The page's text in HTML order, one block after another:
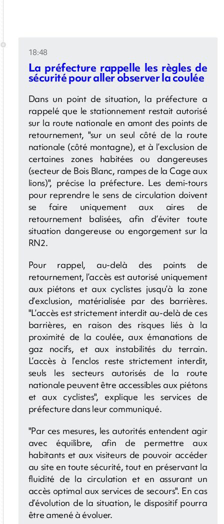
18:48
La préfecture rappelle les règles de
sécurité pour aller observer la coulée
Dans un point de situation, la préfecture a
rappelé que le stationnement restait autorisé
sur la route nationale en amont des points de
retournement, "sur un seul côté de la route
nationale (côté montagne), et à l’exclusion de
certaines zones habitées ou dangereuses
(secteur de Bois Blanc, rampes de la Cage aux
lions)", précise la préfecture. Les demi-tours
pour reprendre le sens de circulation doivent
se faire uniquement aux aires de
retournement balisées, afin d’éviter toute
situation dangereuse ou engorgement sur la
RN2.
Pour rappel, au-delà des points de
retournement, l’accès est autorisé uniquement
aux piétons et aux cyclistes jusqu’à la zone
d’exclusion, matérialisée par des barrières.
"L’accès est strictement interdit au-delà de ces
barrières, en raison des risques liés à la
proximité de la coulée, aux émanations de
gaz nocifs, et aux instabilités du terrain.
L’accès à l’enclos reste strictement interdit,
seuls les secteurs autorisés de la route
nationale peuvent être accessibles aux piétons
et aux cyclistes", explique les services de
préfecture dans leur communiqué.
"Par ces mesures, les autorités entendent agir
avec équilibre, afin de permettre aux
habitants et aux visiteurs de pouvoir accéder
au site en toute sécurité, tout en préservant la
fluidité de la circulation et en assurant un
accès optimal aux services de secours". En cas
d’évolution de la situation, le dispositif pourra
être amené à évoluer.